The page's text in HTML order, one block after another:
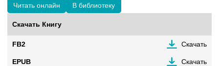
Читать онлайн В библиотеку
Скачать Книгу
FB2 Скачать
EPUB Скачать